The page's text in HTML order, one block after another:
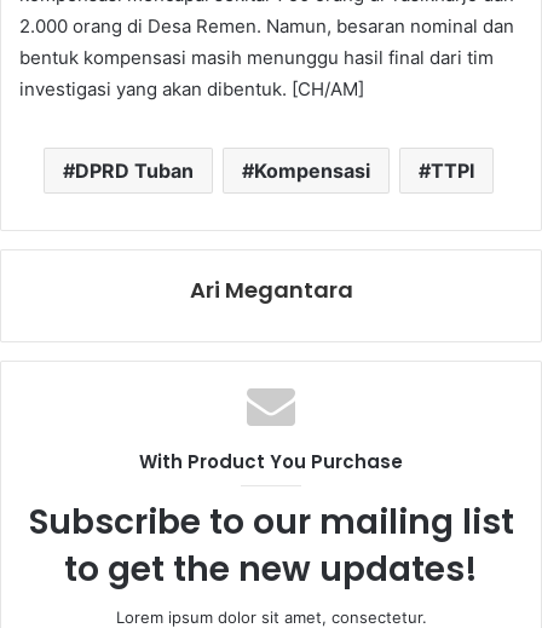
2.000 orang di Desa Remen. Namun, besaran nominal dan
bentuk kompensasi masih menunggu hasil final dari tim
investigasi yang akan dibentuk. [CH/AM]
DPRD Tuban Kompensasi TTPI
Ari Megantara
With Product You Purchase
Subscribe to our mailing list
to get the new updates!
Lorem ipsum dolor sit amet, consectetur.